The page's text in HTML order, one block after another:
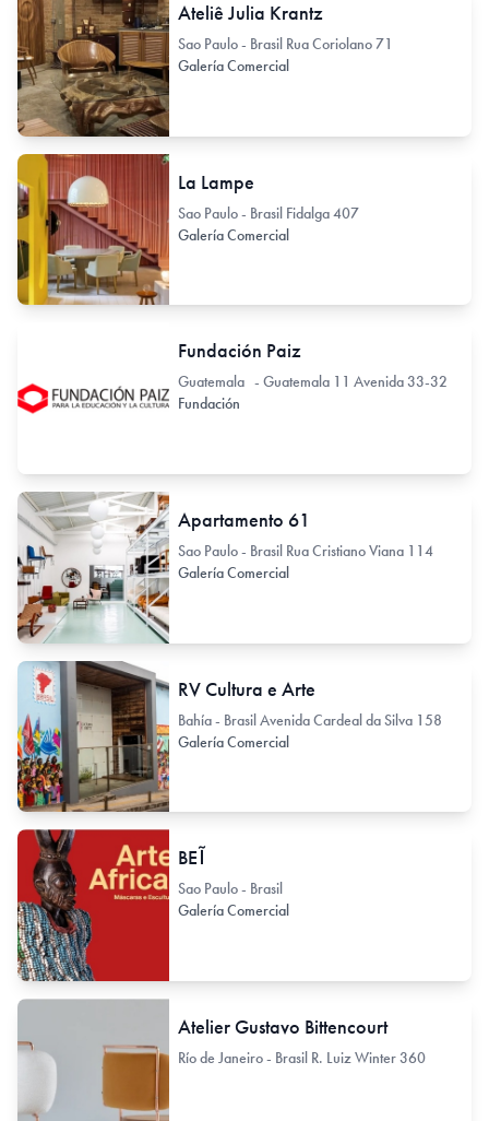
Ateliê Julia Krantz
Sao Paulo - Brasil Rua Coriolano 71
Galería Comercial
La Lampe
Sao Paulo - Brasil Fidalga 407
Galería Comercial
Fundación Paiz
Guatemala - Guatemala 11 Avenida 33-32
Fundación
Apartamento 61
Sao Paulo - Brasil Rua Cristiano Viana 114
Galería Comercial
RV Cultura e Arte
Bahía - Brasil Avenida Cardeal da Silva 158
Galería Comercial
BEĨ
Sao Paulo - Brasil
Galería Comercial
Atelier Gustavo Bittencourt
Río de Janeiro - Brasil R. Luiz Winter 360